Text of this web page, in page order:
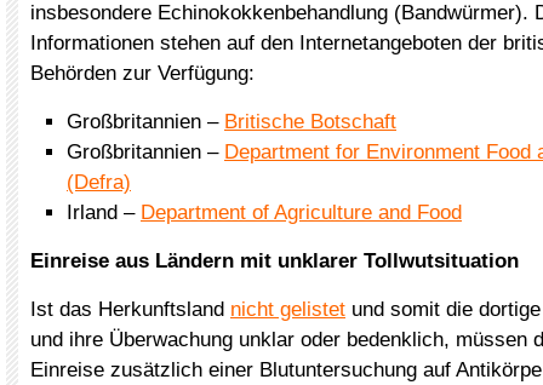
insbesondere Echinokokkenbehandlung (Bandwürmer).
Informationen stehen auf den Internetangeboten der
Behörden zur Verfügung:
Großbritannien – Britische Botschaft
Großbritannien – Department for Environment Food
(Defra)
Irland – Department of Agriculture and Food
Einreise aus Ländern mit unklarer Tollwutsituation
Ist das Herkunftsland nicht gelistet und somit die
und ihre Überwachung unklar oder bedenklich, müssen
Einreise zusätzlich einer Blutuntersuchung auf